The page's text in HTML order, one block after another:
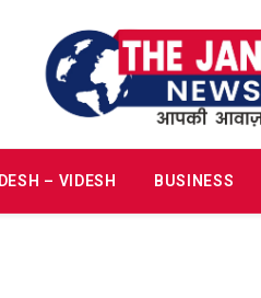
DESH – VIDESH BUSINESS